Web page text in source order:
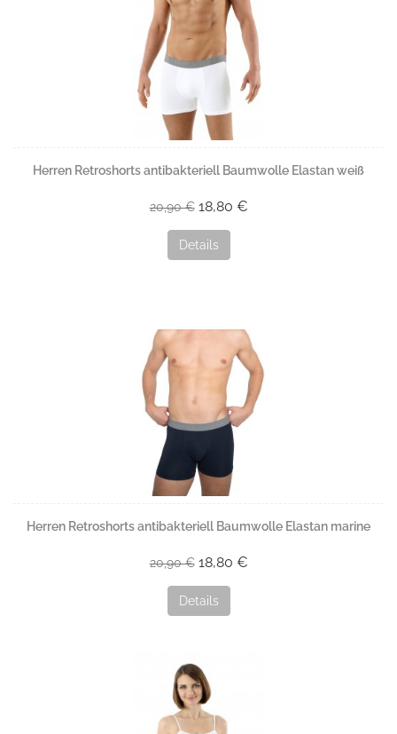
Herren Retroshorts antibakteriell Baumwolle Elastan weiß
20,90 € 18,80 €
Details
Herren Retroshorts antibakteriell Baumwolle Elastan marine
20,90 € 18,80 €
Details